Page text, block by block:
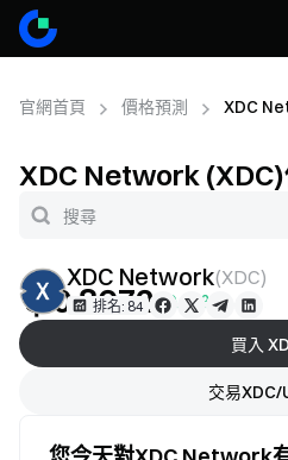
官網首頁 價格預測 XDC
XDC Network (XDC)
XDC Network(XDC)
排名: 84
＄0.8672+0.48%
買入
交易XDC/